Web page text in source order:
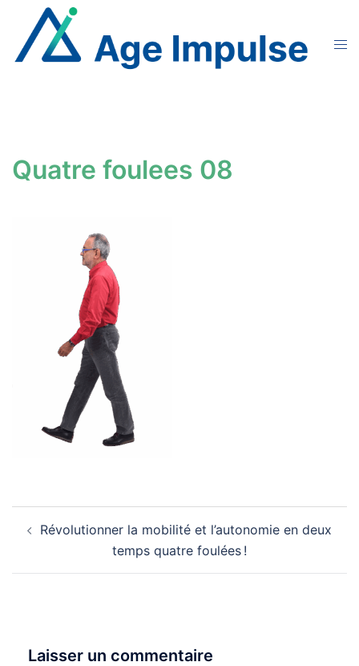
contenu
Quatre foulees 08
d’article
Révolutionner la mobilité et l’autonomie en deux
temps quatre foulées !
Laisser un commentaire